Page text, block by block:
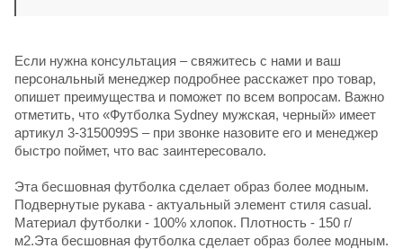
Если нужна консультация – свяжитесь с нами и ваш
персональный менеджер подробнее расскажет про товар,
опишет преимущества и поможет по всем вопросам. Важно
отметить, что «Футболка Sydney мужская, черный» имеет
артикул 3-3150099S – при звонке назовите его и менеджер
быстро поймет, что вас заинтересовало.
Эта бесшовная футболка сделает образ более модным.
Подвернутые рукава - актуальный элемент стиля casual.
Материал футболки - 100% хлопок. Плотность - 150 г/
м2.Эта бесшовная футболка сделает образ более модным.